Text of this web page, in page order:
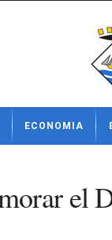
ECONOMIA
el